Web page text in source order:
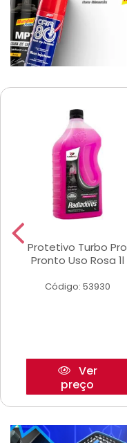
Protetivo Turbo Pro
Pronto Uso Rosa 1l
Código: 53930
Ver
preço